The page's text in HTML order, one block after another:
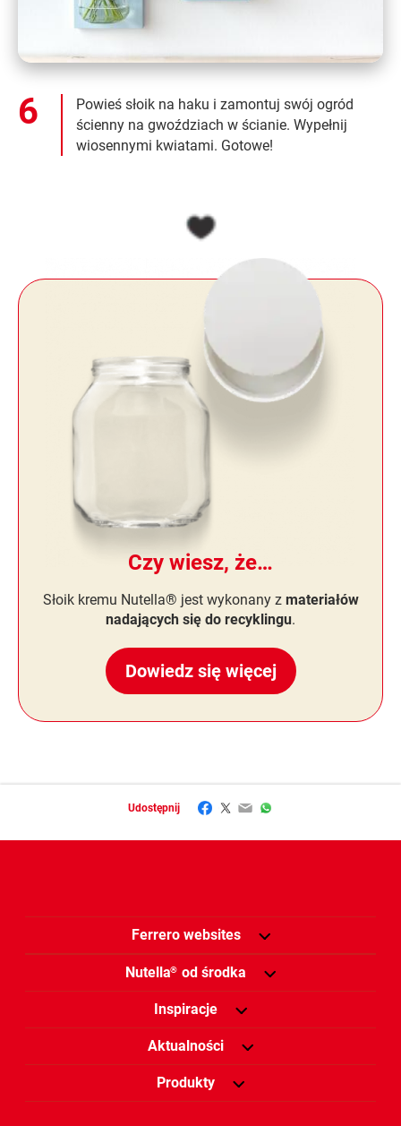
Powieś słoik na haku i zamontuj swój ogród
ścienny na gwoździach w ścianie. Wypełnij
wiosennymi kwiatami. Gotowe!
Czy wiesz, że…
Słoik kremu Nutella® jest wykonany z materiałów
nadających się do recyklingu.
Dowiedz się więcej
Udostępnij Facebook
Twitter
EmailWhatsApp
Ferrero websites
Nutella® od środka
Inspiracje
Aktualności
Produkty